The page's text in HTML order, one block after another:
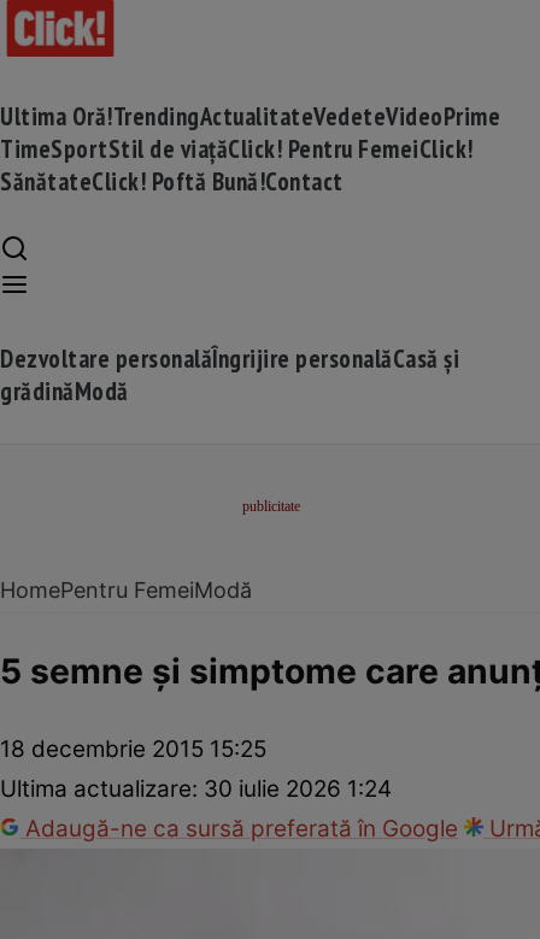
Ultima Oră!TrendingActualitateVedeteVideoPrime
TimeSportStil de viațăClick! Pentru FemeiClick!
SănătateClick! Poftă Bună!Contact
Dezvoltare personalăÎngrijire personalăCasă și
grădinăModă
HomePentru FemeiModă
5 semne şi simptome care
18 decembrie 2015 15:25
Ultima actualizare: 30 iulie 2026 1:24
Adaugă-ne ca sursă preferată în Google